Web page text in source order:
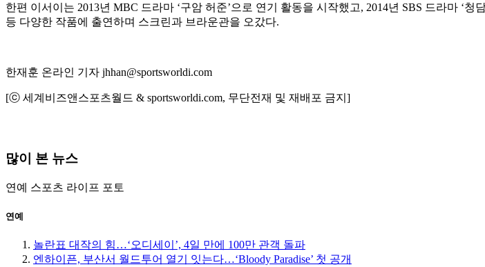
한편 이서이는 2013년 MBC 드라마 ‘구암 허준’으로 연기 활동을 시작했고, 2014년 SBS 드라마 ‘청
등 다양한 작품에 출연하며 스크린과 브라운관을 오갔다.
한재훈 온라인 기자 jhhan@sportsworldi.com
[ⓒ 세계비즈앤스포츠월드 & sportsworldi.com, 무단전재 및 재배포 금지]
많이 본 뉴스
연예 스포츠 라이프 포토
연예
놀란표 대작의 힘…‘오디세이’, 4일 만에 100만 관객 돌파
엔하이픈, 부산서 월드투어 열기 잇는다…‘Bloody Paradise’ 첫 공개